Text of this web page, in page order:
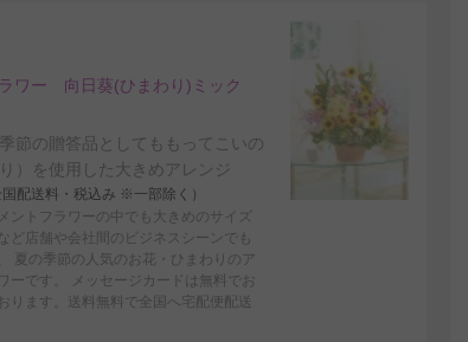
ワー 向日葵(ひまわり)ミック
節の贈答品としてももってこいの
）を使用した大きめアレンジ
配送料・税込み ※一部除く）
ントフラワーの中でも大きめのサイズ
ど店舗や会社間のビジネスシーンでも
夏の季節の人気のお花・ひまわりのア
ーです。 メッセージカードは無料でお
ります。送料無料で全国へ宅配便配送